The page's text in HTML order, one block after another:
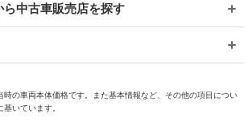
中古車販売店を探す
時の車両本体価格です。また基本情報など、その他の項目につい
いています。